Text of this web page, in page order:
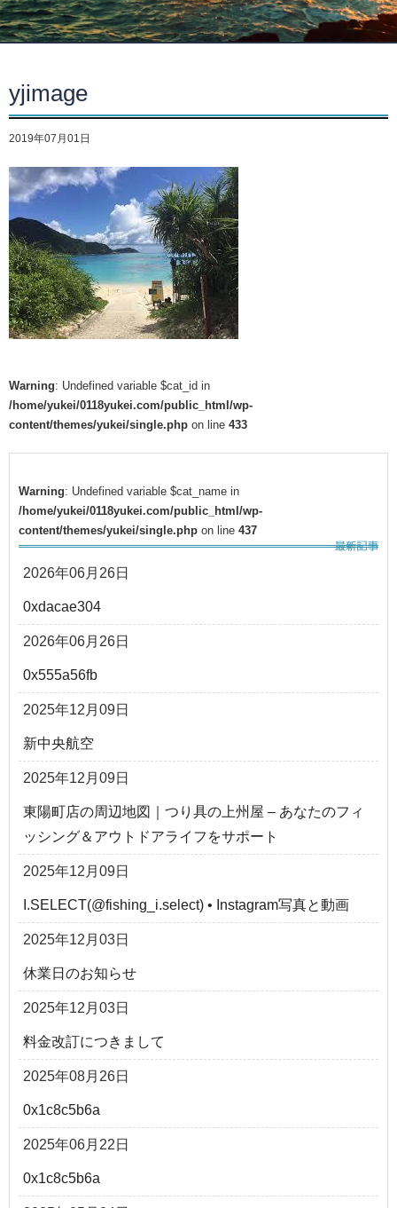
yjimage
2019年07月01日
Warning: Undefined variable $cat_id in
/home/yukei/0118yukei.com/public_html/wp-
content/themes/yukei/single.php on line 433
Warning: Undefined variable $cat_name in
/home/yukei/0118yukei.com/public_html/wp-
content/themes/yukei/single.php on line 437
2026年06月26日
0xdacae304
2026年06月26日
0x555a56fb
2025年12月09日
新中央航空
2025年12月09日
東陽町店の周辺地図｜つり具の上州屋 – あなたのフィ
ッシング＆アウトドアライフをサポート
2025年12月09日
I.SELECT(@fishing_i.select) • Instagram写真と動画
2025年12月03日
休業日のお知らせ
2025年12月03日
料金改訂につきまして
2025年08月26日
0x1c8c5b6a
2025年06月22日
0x1c8c5b6a